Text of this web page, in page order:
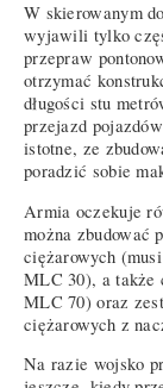
W skierowanym
wyjawili tylko
przepraw
otrzymać
długości stu
przejazd
istotne, ze
poradzić sobie
Armia oczekuje
można zbudować
ciężarowych
MLC 30), a także
MLC 70) oraz
ciężarowych z
Na razie wojsko